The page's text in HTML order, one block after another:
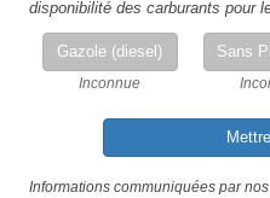
disponibilité des carburants pour
Gazole (diesel)
Inconnue
Sans
Informations communiquées par